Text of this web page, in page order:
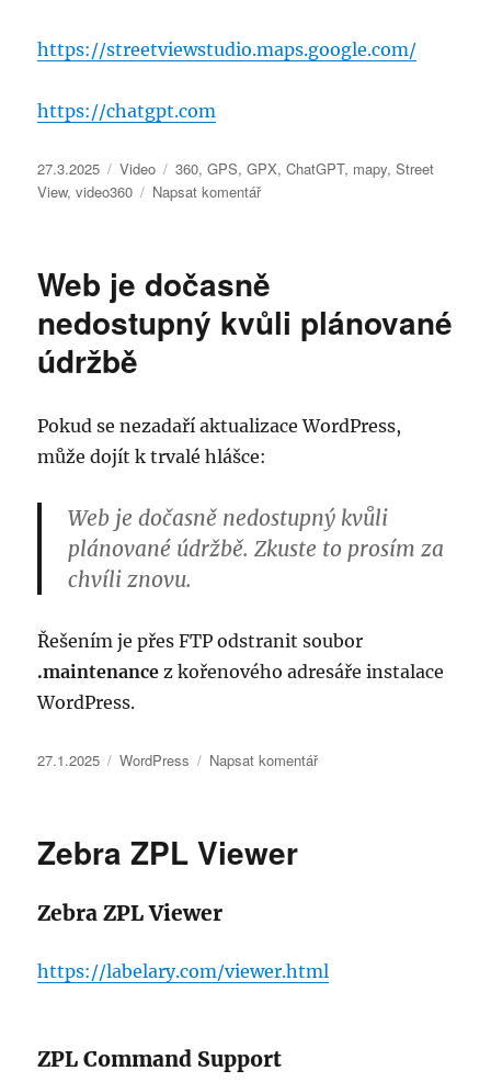
https://streetviewstudio.maps.google.com/
https://chatgpt.com
Publikováno:
27.3.2025 Rubriky:
Video Štítky:
360,GPS,GPX,ChatGPT, mapy,Street
View,video360 Napsat komentářpro
Přidání
GPX
videa
View
Web je dočasně
nedostupný kvůli plánované
údržbě
Pokud se nezadaří aktualizace WordPress,
může dojít k trvalé hlášce:
Web je dočasně nedostupný kvůli
plánované údržbě. Zkuste to prosím za
chvíli znovu.
Řešením je přes FTP odstranit soubor
.maintenance z kořenového adresáře instalace
WordPress.
Publikováno:
27.1.2025 Rubriky:
WordPress Napsat komentářpro
plánované
údržbě
Zebra ZPL Viewer
Zebra ZPL Viewer
https://labelary.com/viewer.html
ZPL Command Support